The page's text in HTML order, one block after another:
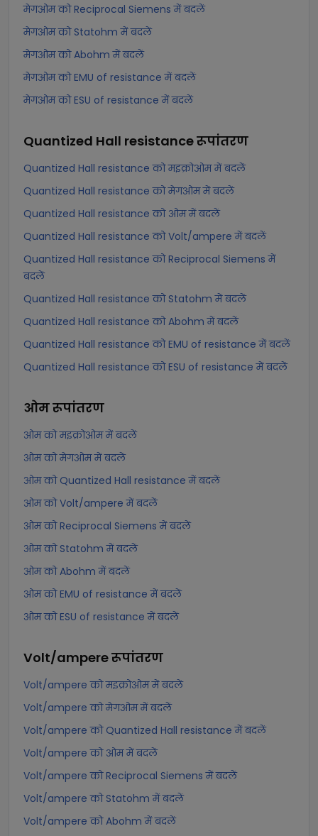
मेगओम को Reciprocal Siemens में बदलें
मेगओम को Statohm में बदलें
मेगओम को Abohm में बदलें
मेगओम को EMU of resistance में बदलें
मेगओम को ESU of resistance में बदलें
Quantized Hall resistanceरूपांतरण
Quantized Hall resistance को मइक्रोओम में बदलें
Quantized Hall resistance को मेगओम में बदलें
Quantized Hall resistance को ओम में बदलें
Quantized Hall resistance को Volt/ampere में बदलें
Quantized Hall resistance को Reciprocal Siemens में
बदलें
Quantized Hall resistance को Statohm में बदलें
Quantized Hall resistance को Abohm में बदलें
Quantized Hall resistance को EMU of resistance में बदलें
Quantized Hall resistance को ESU of resistance में बदलें
ओमरूपांतरण
ओम को मइक्रोओम में बदलें
ओम को मेगओम में बदलें
ओम को Quantized Hall resistance में बदलें
ओम को Volt/ampere में बदलें
ओम को Reciprocal Siemens में बदलें
ओम को Statohm में बदलें
ओम को Abohm में बदलें
ओम को EMU of resistance में बदलें
ओम को ESU of resistance में बदलें
Volt/ampereरूपांतरण
Volt/ampere को मइक्रोओम में बदलें
Volt/ampere को मेगओम में बदलें
Volt/ampere को Quantized Hall resistance में बदलें
Volt/ampere को ओम में बदलें
Volt/ampere को Reciprocal Siemens में बदलें
Volt/ampere को Statohm में बदलें
Volt/ampere को Abohm में बदलें